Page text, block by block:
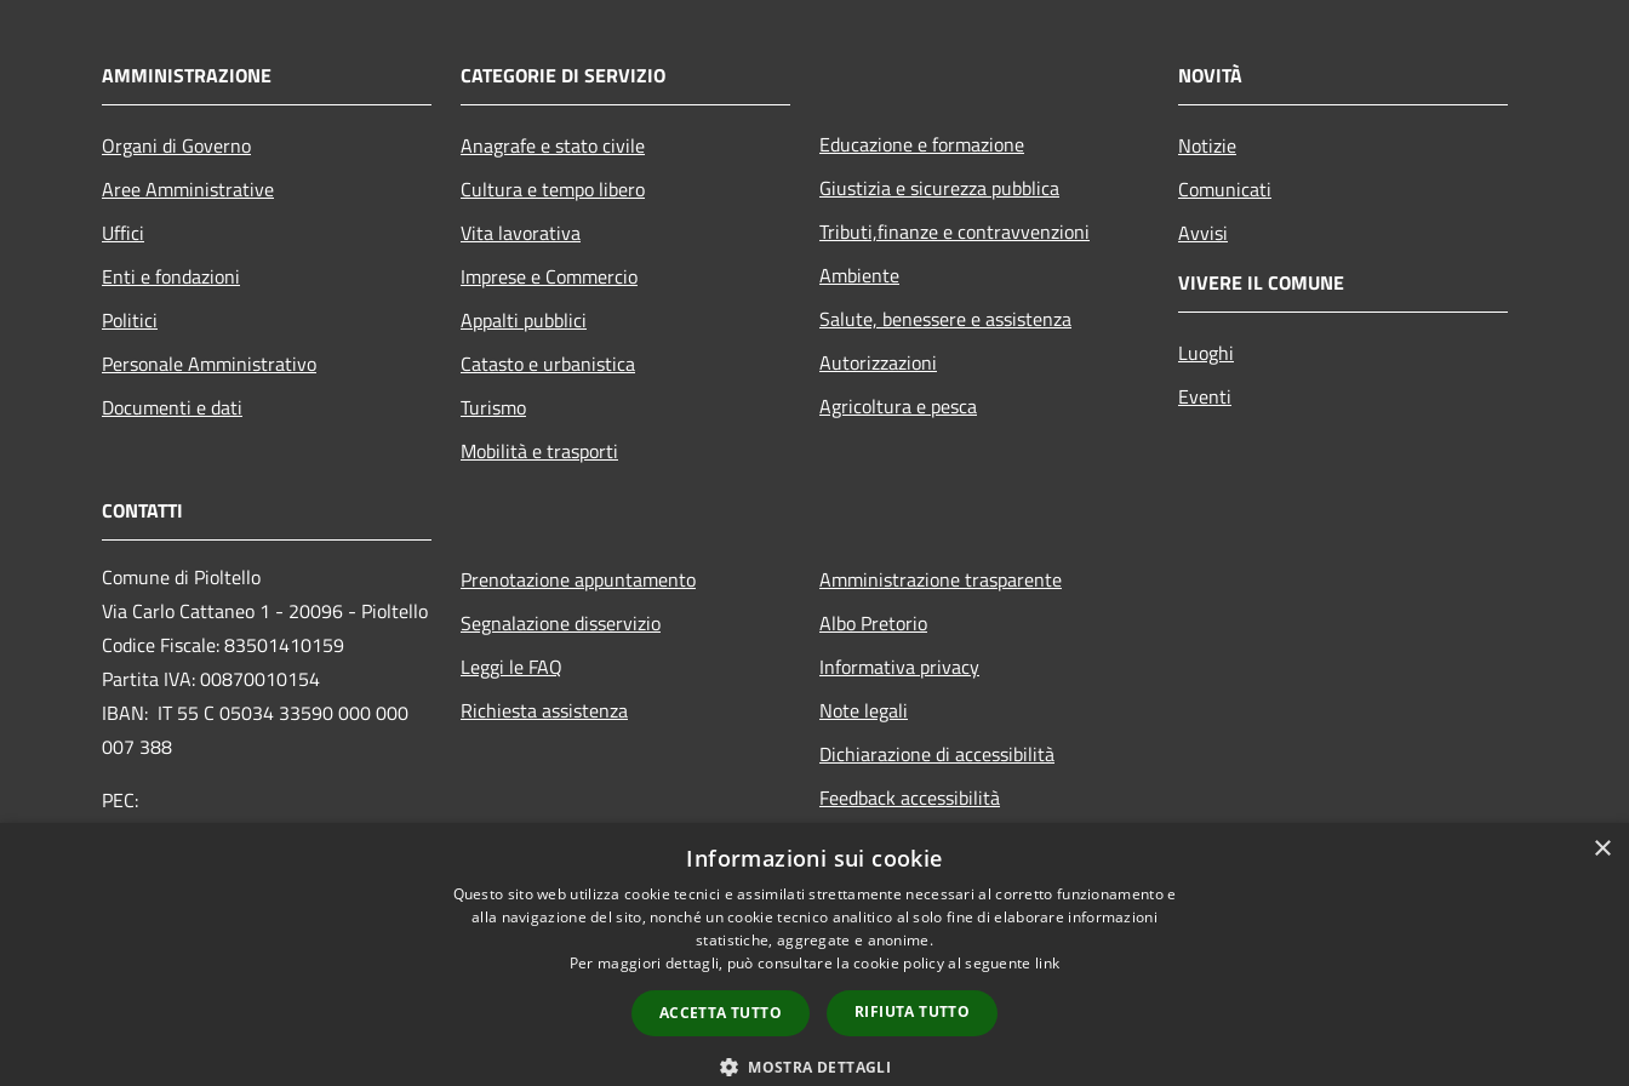
AMMINISTRAZIONE
Organi di Governo
Aree Amministrative
Uffici
Enti e fondazioni
Politici
Personale Amministrativo
Documenti e dati
CATEGORIE DI SERVIZIO
Anagrafe e stato civile
Cultura e tempo libero
Vita lavorativa
Imprese e Commercio
Appalti pubblici
Catasto e urbanistica
Turismo
Mobilità e trasporti
Educazione e formazione
Giustizia e sicurezza pubblica
Tributi,finanze e contravvenzioni
Ambiente
Salute, benessere e assistenza
Autorizzazioni
Agricoltura e pesca
NOVITÀ
Notizie
Comunicati
Avvisi
VIVERE IL COMUNE
Luoghi
Eventi
CONTATTI
Comune di Pioltello
Via Carlo Cattaneo 1 - 20096 - Pioltello
Codice Fiscale: 83501410159
Partita IVA: 00870010154
IBAN: IT 55 C 05034 33590 000 000
007 388
PEC:
Prenotazione appuntamento
Segnalazione disservizio
Leggi le FAQ
Richiesta assistenza
Amministrazione trasparente
Albo Pretorio
Informativa privacy
Note legali
Dichiarazione di accessibilità
Feedback accessibilità
personali
Copyright © 2026 • Comune di Pioltello • Powered by
×
Informazioni sui cookie
Questo sito web utilizza cookie tecnici e assimilati strettamente necessari al corretto funzionamento e
alla navigazione del sito, nonché un cookie tecnico analitico al solo fine di elaborare informazioni
statistiche, aggregate e anonime.
Per maggiori dettagli, può consultare la cookie policy al seguente link
ACCETTA TUTTO RIFIUTA TUTTO
MOSTRA DETTAGLI